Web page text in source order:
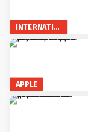
INTERNATIONAL
APPLE